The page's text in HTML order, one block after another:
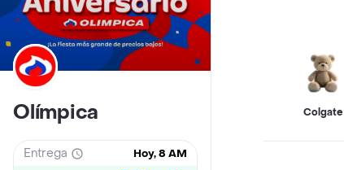
Olímpica
Entrega Hoy, 8 AM
Colgate